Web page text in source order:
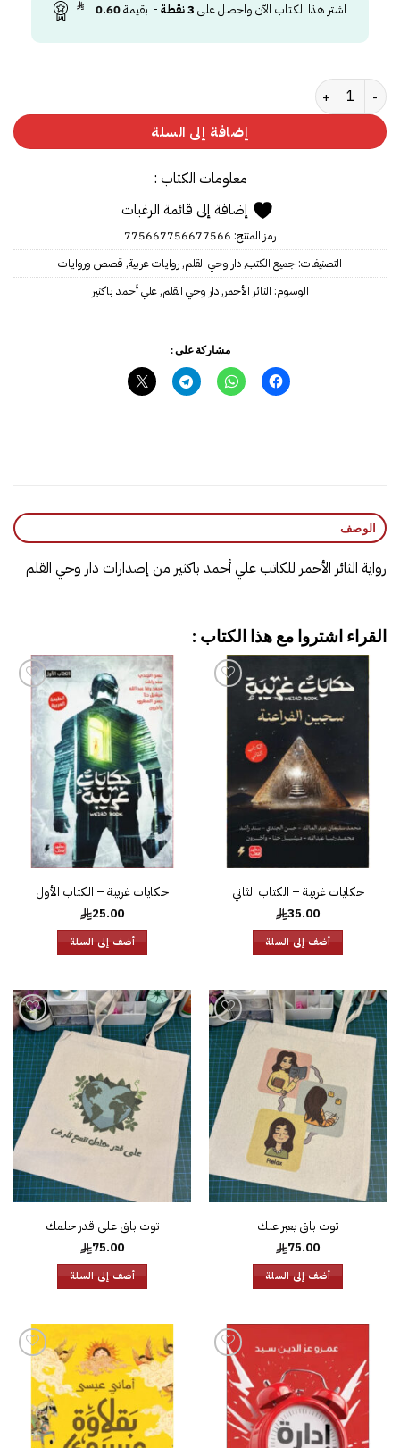
اشتر هذا الكتاب الآن واحصل على 3نقطة- بقيمة0.60
كمية الثائر الأحمر
إضافة إلى السلة
معلومات الكتاب :
إضافة إلى قائمة الرغبات
رمز المنتج: 775667756677566
التصنيفات: جميع الكتب,دار وحي القلم,روايات عربية, قصص وروايات
الوسوم: الثائر الأحمر,دار وحي القلم,علي أحمد باكثير
مشاركة على :
الوصف
رواية الثائر الأحمر للكاتب علي أحمد باكثير من إصدارات دار وحي القلم
القراء اشتروا مع هذا الكتاب :
الرغبات
حكايات غريبة – الكتاب الثاني
35.00
أضف إلى السلة
إضافة
قائمة
الرغبات
حكايات غريبة – الكتاب الأول
25.00
أضف إلى السلة
إضافة
إلى
قائمة
الرغبات
توت باق يعبر عنك
75.00
أضف إلى السلة
إضافة
إلى
قائمة
الرغبات
توت باق على قدر حلمك
75.00
أضف إلى السلة
إضافة
إلى
الرغبات
إضافة
إلى
قائمة
الرغبات